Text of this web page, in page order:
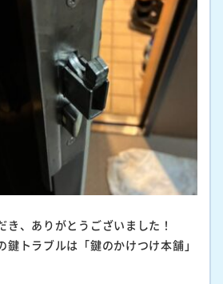
き、ありがとうございました！
鍵トラブルは「鍵のかけつけ本舗」